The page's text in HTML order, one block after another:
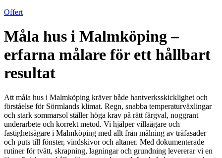
Offert
Måla hus i Malmköping –
erfarna målare för ett hållbart
resultat
Att måla hus i Malmköping kräver både hantverksskicklighet och
förståelse för Sörmlands klimat. Regn, snabba temperaturväxlingar
och stark sommarsol ställer höga krav på rätt färgval, noggrant
underarbete och korrekt metod. Vi hjälper villaägare och
fastighetsägare i Malmköping med allt från målning av träfasader
och puts till fönster, vindskivor och altaner. Med dokumenterade
rutiner för tvätt, skrapning, lagningar och grundning levererar vi en